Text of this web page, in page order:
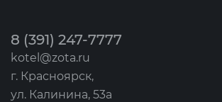
8 (391) 247-7777
kotel@zota.ru
г. Красноярск,
ул. Калинина, 53а